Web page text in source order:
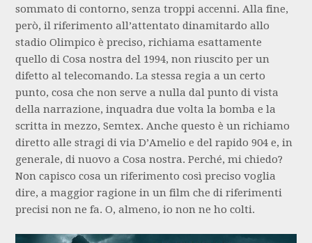
sommato di contorno, senza troppi accenni. Alla fine,
però, il riferimento all’attentato dinamitardo allo
stadio Olimpico è preciso, richiama esattamente
quello di Cosa nostra del 1994, non riuscito per un
difetto al telecomando. La stessa regia a un certo
punto, cosa che non serve a nulla dal punto di vista
della narrazione, inquadra due volta la bomba e la
scritta in mezzo, Semtex. Anche questo è un richiamo
diretto alle stragi di via D’Amelio e del rapido 904 e, in
generale, di nuovo a Cosa nostra. Perché, mi chiedo?
Non capisco cosa un riferimento così preciso voglia
dire, a maggior ragione in un film che di riferimenti
precisi non ne fa. O, almeno, io non ne ho colti.